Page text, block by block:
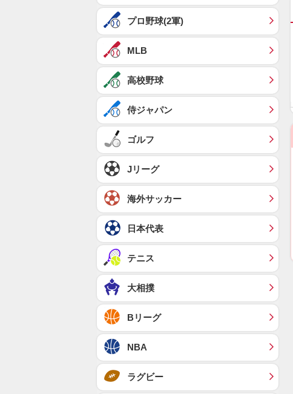
プロ野球(2軍)
MLB
高校野球
侍ジャパン
ゴルフ
Jリーグ
海外サッカー
日本代表
テニス
大相撲
Bリーグ
NBA
ラグビー